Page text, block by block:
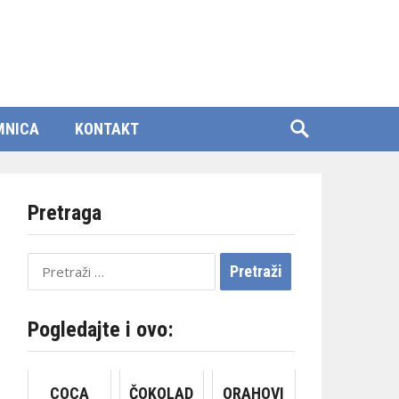
KONTAKT
Pretraga
Pretraži:
Pogledajte i ovo:
COCA
ČOKOLAD
ORAHOVI